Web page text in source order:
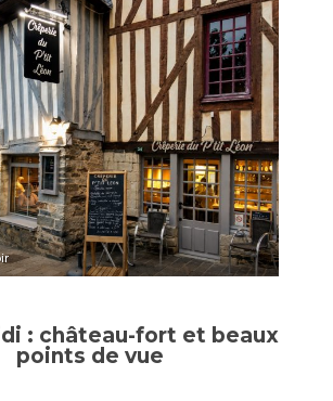
: château-fort et beaux
points de vue